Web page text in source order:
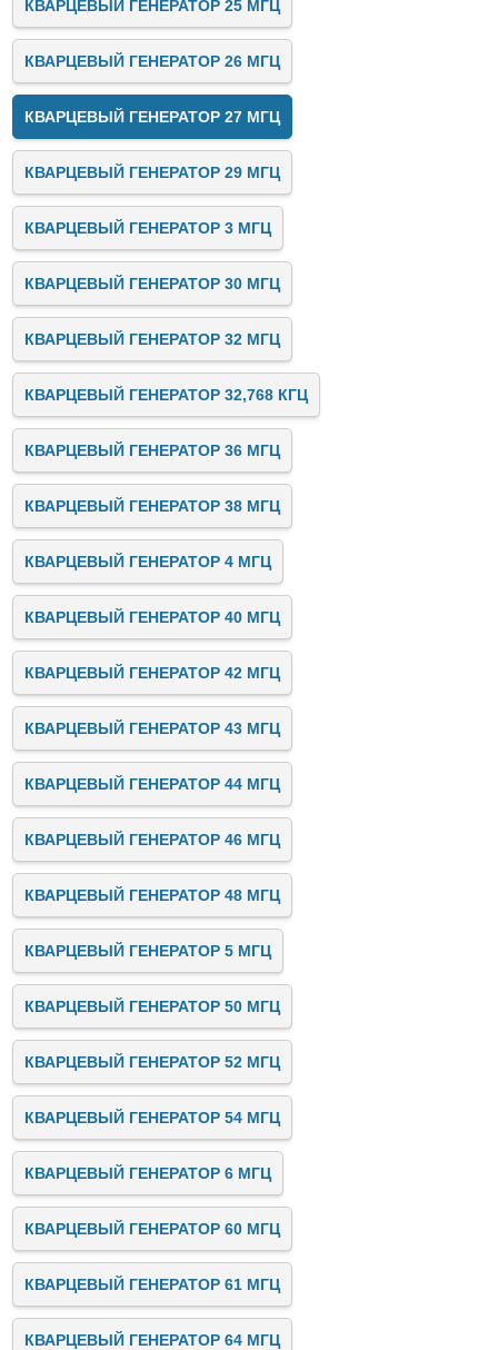
КВАРЦЕВЫЙ ГЕНЕРАТОР 25 МГЦ
КВАРЦЕВЫЙ ГЕНЕРАТОР 26 МГЦ
КВАРЦЕВЫЙ ГЕНЕРАТОР 27 МГЦ
КВАРЦЕВЫЙ ГЕНЕРАТОР 29 МГЦ
КВАРЦЕВЫЙ ГЕНЕРАТОР 3 МГЦ
КВАРЦЕВЫЙ ГЕНЕРАТОР 30 МГЦ
КВАРЦЕВЫЙ ГЕНЕРАТОР 32 МГЦ
КВАРЦЕВЫЙ ГЕНЕРАТОР 32,768 КГЦ
КВАРЦЕВЫЙ ГЕНЕРАТОР 36 МГЦ
КВАРЦЕВЫЙ ГЕНЕРАТОР 38 МГЦ
КВАРЦЕВЫЙ ГЕНЕРАТОР 4 МГЦ
КВАРЦЕВЫЙ ГЕНЕРАТОР 40 МГЦ
КВАРЦЕВЫЙ ГЕНЕРАТОР 42 МГЦ
КВАРЦЕВЫЙ ГЕНЕРАТОР 43 МГЦ
КВАРЦЕВЫЙ ГЕНЕРАТОР 44 МГЦ
КВАРЦЕВЫЙ ГЕНЕРАТОР 46 МГЦ
КВАРЦЕВЫЙ ГЕНЕРАТОР 48 МГЦ
КВАРЦЕВЫЙ ГЕНЕРАТОР 5 МГЦ
КВАРЦЕВЫЙ ГЕНЕРАТОР 50 МГЦ
КВАРЦЕВЫЙ ГЕНЕРАТОР 52 МГЦ
КВАРЦЕВЫЙ ГЕНЕРАТОР 54 МГЦ
КВАРЦЕВЫЙ ГЕНЕРАТОР 6 МГЦ
КВАРЦЕВЫЙ ГЕНЕРАТОР 60 МГЦ
КВАРЦЕВЫЙ ГЕНЕРАТОР 61 МГЦ
КВАРЦЕВЫЙ ГЕНЕРАТОР 64 МГЦ